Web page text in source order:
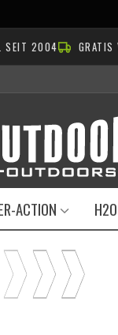
SEIT 2004
ACTION